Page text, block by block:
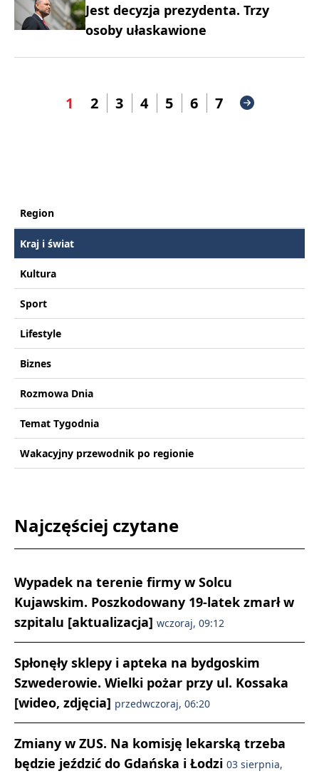
Jest decyzja prezydenta. Trzy
osoby ułaskawione
1 2 3 4 5 6 7
Region
Kraj i świat
Kultura
Sport
Lifestyle
Biznes
Rozmowa Dnia
Temat Tygodnia
Wakacyjny przewodnik po regionie
Najczęściej czytane
Wypadek na terenie firmy w Solcu
Kujawskim. Poszkodowany 19-latek zmarł w
szpitalu [aktualizacja] wczoraj, 09:12
Spłonęły sklepy i apteka na bydgoskim
Szwederowie. Wielki pożar przy ul. Kossaka
[wideo, zdjęcia] przedwczoraj, 06:20
Zmiany w ZUS. Na komisję lekarską trzeba
będzie jeździć do Gdańska i Łodzi 03 sierpnia,